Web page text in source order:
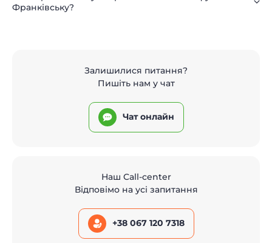
Франківську?
Залишилися питання?
Пишіть нам у чат
Чат онлайн
Наш Call-center
Відповімо на усі запитання
+38 067 120 7318